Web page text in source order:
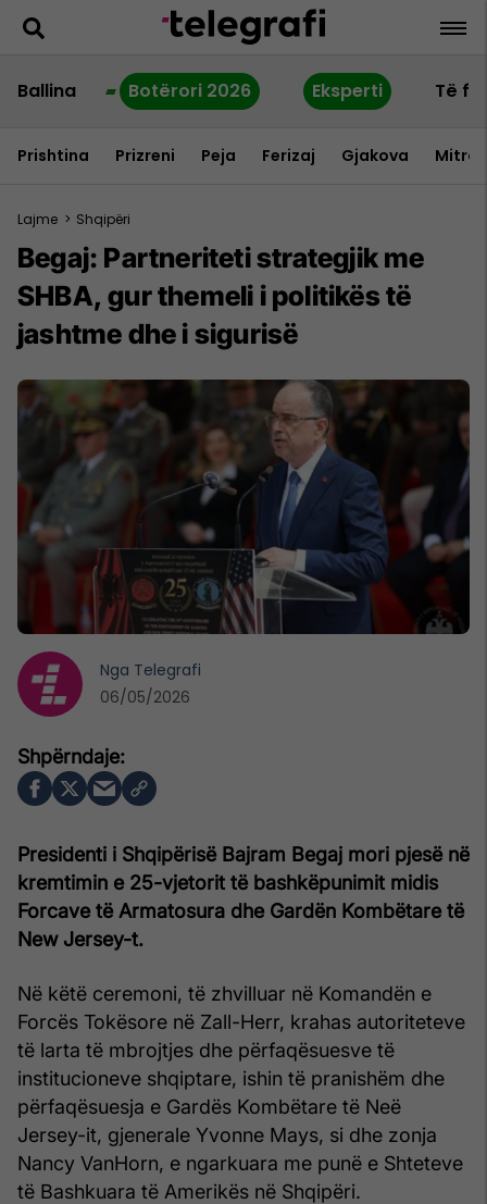
Ballina Botërori 2026 Eksperti Të
Prishtina Prizreni Peja Ferizaj Gjakova
Lajme > Shqipëri
​Begaj: Partneriteti strategjik me
SHBA, gur themeli i politikës të
jashtme dhe i sigurisë
Presidenti i Shqipërisë Bajram Begaj mori pjesë në
kremtimin e 25-vjetorit të bashkëpunimit midis
Forcave të Armatosura dhe Gardën Kombëtare të
New Jersey-t.
Në këtë ceremoni, të zhvilluar në Komandën e
Forcës Tokësore në Zall-Herr, krahas autoriteteve
të larta të mbrojtjes dhe përfaqësuesve të
institucioneve shqiptare, ishin të pranishëm dhe
përfaqësuesja e Gardës Kombëtare të Neë
Jersey-it, gjenerale Yvonne Mays, si dhe zonja
Nancy VanHorn, e ngarkuara me punë e Shteteve
të Bashkuara të Amerikës në Shqipëri.
Nga Telegrafi
06/05/2026